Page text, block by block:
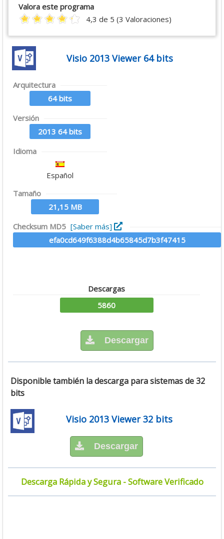
Valora este programa
4,3 de 5 (3 Valoraciones)
Visio 2013 Viewer 64 bits
Arquitectura
64 bits
Versión
2013 64 bits
Idioma
Español
Tamaño
21,15 MB
Checksum MD5 [Saber más]
efa0cd649f6388d4b65845d7b3f47415
Descargas
5860
Descargar
Disponible también la descarga para sistemas de 32
bits
Visio 2013 Viewer 32 bits
Descargar
Descarga Rápida y Segura - Software Verificado